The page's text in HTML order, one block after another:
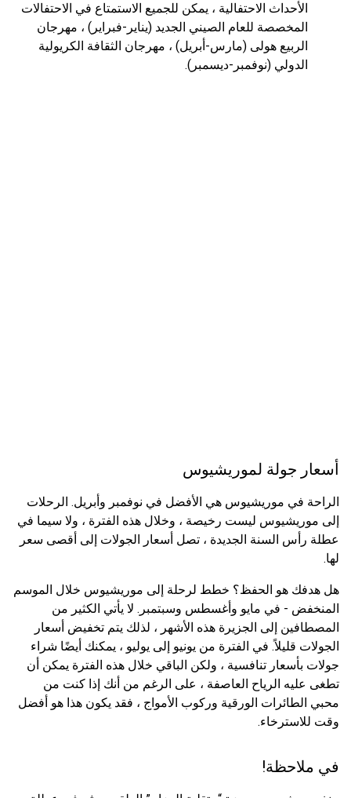
الأحداث الاحتفالية ، يمكن للجميع الاستمتاع في الاحتفالات
المخصصة للعام الصيني الجديد (يناير-فبراير) ، مهرجان
الربيع هولى (مارس-أبريل) ، مهرجان الثقافة الكريولية
الدولي (نوفمبر-ديسمبر).
أسعار جولة لموريشيوس
الراحة في موريشيوس هي الأفضل في نوفمبر وأبريل. الرحلات
إلى موريشيوس ليست رخيصة ، وخلال هذه الفترة ، ولا سيما في
عطلة رأس السنة الجديدة ، تصل أسعار الجولات إلى أقصى سعر
لها.
هل هدفك هو الحفظ؟ خطط لرحلة إلى موريشيوس خلال الموسم
المنخفض - في مايو وأغسطس وسبتمبر. لا يأتي الكثير من
المصطافين إلى الجزيرة هذه الأشهر ، لذلك يتم تخفيض أسعار
الجولات قليلاً. في الفترة من يونيو إلى يوليو ، يمكنك أيضًا شراء
جولات بأسعار تنافسية ، ولكن الباقي خلال هذه الفترة يمكن أن
تطغى عليه الرياح العاصفة ، على الرغم من أنك إذا كنت من
محبي الطائرات الورقية وركوب الأمواج ، فقد يكون هذا هو أفضل
وقت للاسترخاء.
في ملاحظة!